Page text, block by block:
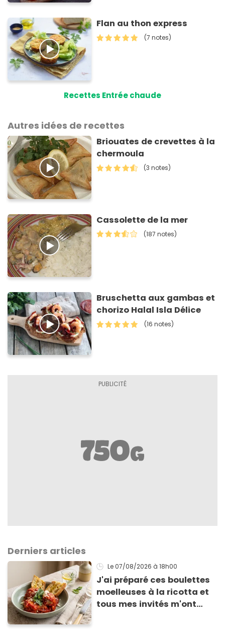
Flan au thon express
(7 notes)
Recettes Entrée chaude
Autres idées de recettes
Briouates de crevettes à la
chermoula
(3 notes)
Cassolette de la mer
(187 notes)
Bruschetta aux gambas et
chorizo Halal Isla Délice
(16 notes)
Derniers articles
Le 07/08/2026 à 18h00
J'ai préparé ces boulettes
moelleuses à la ricotta et
tous mes invités m'ont